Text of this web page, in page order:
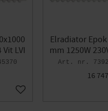
LVI
Lägg till i favoriter
Elradiator
mm 1250W
16 747